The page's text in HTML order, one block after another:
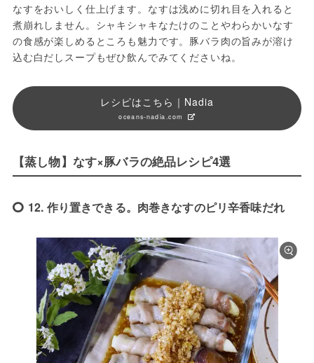
なすをおいしく仕上げます。なすは浅めに切れ目を入れると
煮崩れしません。シャキシャキなたけのことやわらかいなす
の食感が楽しめるところも魅力です。豚バラ肉の旨みが溶け
込む白だしスープもぜひ飲んでみてくださいね。
レシピはこちら｜Nadia
oceans-nadia.com
【蒸し物】なす×豚バラの絶品レシピ4選
12. 作り置きできる。肉巻きなすのピリ辛香味だれ